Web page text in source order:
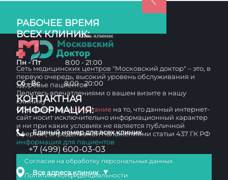
РАБОЧЕЕ ВРЕМЯ
ВСЕХ КЛИНИК:
Пн - Пт 8:00 - 21:00
Сб - Вс 8:00 - 20:00
КОНТАКТНАЯ
ИНФОРМАЦИЯ:
Единый номер для всех клиник
+7 (499) 600-03-03
Все адреса клиник ▼
Сеть медицинских центров "Московский доктор" – это, в
первую очередь, высокий уровень обслуживания и
здоровье пациентов
Делитесь впечатлениями о вашем визите в нашу
клинику
Обращаем вашевнимание на то, что данный интернет-
сайт носит исключительно информационный характер
и ни при каких условиях не является публичной
офертой, определяемой положениями статьи 437 ГК РФ
информация для пациентов
Согласие на обработку персональных данных
Политика конфиденциальности